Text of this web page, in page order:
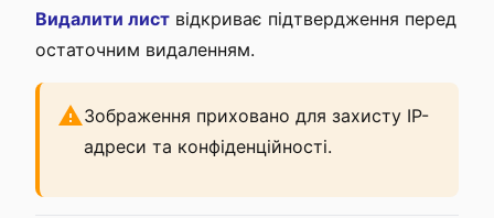
Видалити лист відкриває підтвердження перед
остаточним видаленням.
Зображення приховано для захисту IP-
адреси та конфіденційності.